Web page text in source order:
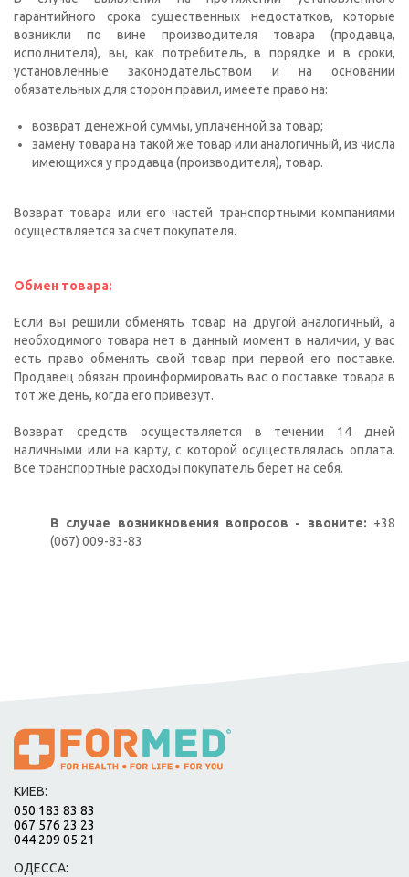
гарантийного срока существенных недостатков, которые
возникли по вине производителя товара (продавца,
исполнителя), вы, как потребитель, в порядке и в сроки,
установленные законодательством и на основании
обязательных для сторон правил, имеете право на:
возврат денежной суммы, уплаченной за товар;
замену товара на такой же товар или аналогичный, из числа
имеющихся у продавца (производителя), товар.
Возврат товара или его частей транспортными компаниями
осуществляется за счет покупателя.
Обмен товара:
Если вы решили обменять товар на другой аналогичный, а
необходимого товара нет в данный момент в наличии, у вас
есть право обменять свой товар при первой его поставке.
Продавец обязан проинформировать вас о поставке товара в
тот же день, когда его привезут.
Возврат средств осуществляется в течении 14 дней
наличными или на карту, с которой осуществлялась оплата.
Все транспортные расходы покупатель берет на себя.
В случае возникновения вопросов - звоните: +38
(067) 009-83-83
КИЕВ:
050 183 83 83
067 576 23 23
044 209 05 21
ОДЕССА: